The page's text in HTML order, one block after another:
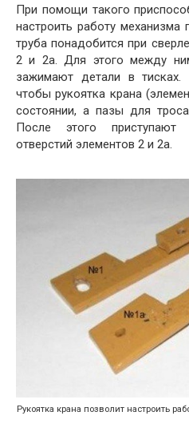
При помощи такого
настроить работу
труба понадобится при
2 и 2a. Для этого между
зажимают детали в
чтобы рукоятка крана
состоянии, а пазы для
После этого
отверстий элементов 2 и 2a.
Рукоятка крана позволит настроить